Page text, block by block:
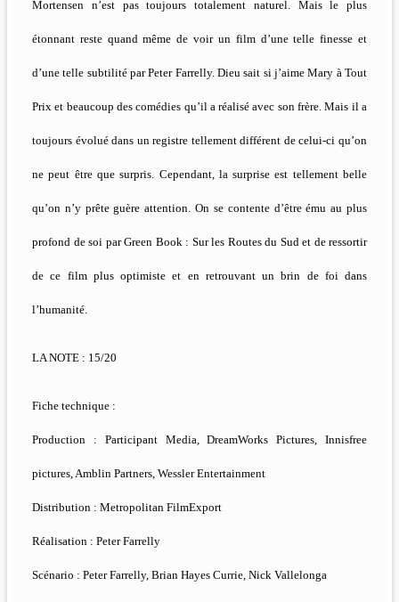
Mortensen n’est pas toujours totalement naturel. Mais le plus
étonnant reste quand même de voir un film d’une telle finesse et
d’une telle subtilité par Peter Farrelly. Dieu sait si j’aime Mary à Tout
Prix et beaucoup des comédies qu’il a réalisé avec son frère. Mais il a
toujours évolué dans un registre tellement différent de celui-ci qu’on
ne peut être que surpris. Cependant, la surprise est tellement belle
qu’on n’y prête guère attention. On se contente d’être ému au plus
profond de soi par Green Book : Sur les Routes du Sud et de ressortir
de ce film plus optimiste et en retrouvant un brin de foi dans
l’humanité.
LA NOTE : 15/20
Fiche technique :
Production : Participant Media, DreamWorks Pictures, Innisfree
pictures, Amblin Partners, Wessler Entertainment
Distribution : Metropolitan FilmExport
Réalisation : Peter Farrelly
Scénario : Peter Farrelly, Brian Hayes Currie, Nick Vallelonga